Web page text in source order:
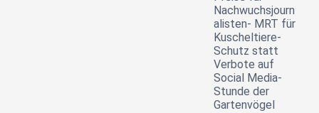
Nachwuchsjourn
alisten- MRT für
Kuscheltiere-
Schutz statt
Verbote auf
Social Media-
Stunde der
Gartenvögel